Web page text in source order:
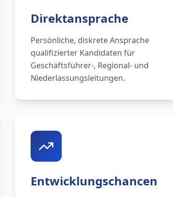
Direktansprache
Persönliche, diskrete Ansprache
qualifizierter Kandidaten für
Geschäftsführer-, Regional- und
Niederlassungsleitungen.
Entwicklungschancen